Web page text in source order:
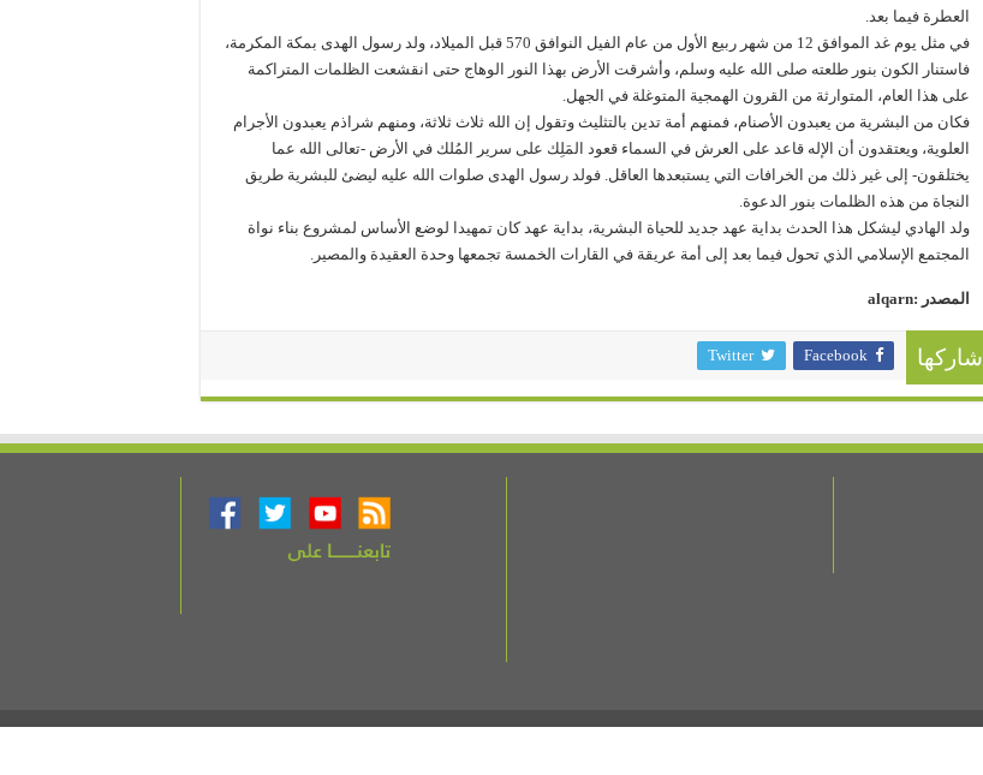
العطرة فيما بعد.
في مثل يوم غد الموافق 12 من شهر ربيع الأول من عام الفيل النوافق 570 قبل الميلاد، ولد رسول الهدى بمكة المكرمة،
فاستنار الكون بنور طلعته صلى الله عليه وسلم، وأشرقت الأرض بهذا النور الوهاج حتى انقشعت الظلمات المتراكمة
على هذا العام، المتوارثة من القرون الهمجية المتوغلة في الجهل.
فكان من البشرية من يعبدون الأصنام، فمنهم أمة تدين بالتثليث وتقول إن الله ثلاث ثلاثة، ومنهم شراذم يعبدون الأجرام
العلوية، ويعتقدون أن الإله قاعد على العرش في السماء قعود المَلِك على سرير المُلك في الأرض -تعالى الله عما
يختلقون- إلى غير ذلك من الخرافات التي يستبعدها العاقل. فولد رسول الهدى صلوات الله عليه ليضئ للبشرية طريق
النجاة من هذه الظلمات بنور الدعوة.
ولد الهادي ليشكل هذا الحدث بداية عهد جديد للحياة البشرية، بداية عهد كان تمهيدا لوضع الأساس لمشروع بناء نواة
المجتمع الإسلامي الذي تحول فيما بعد إلى أمة عريقة في القارات الخمسة تجمعها وحدة العقيدة والمصير.
المصدر :alqarn
شاركها Facebook
Twitter